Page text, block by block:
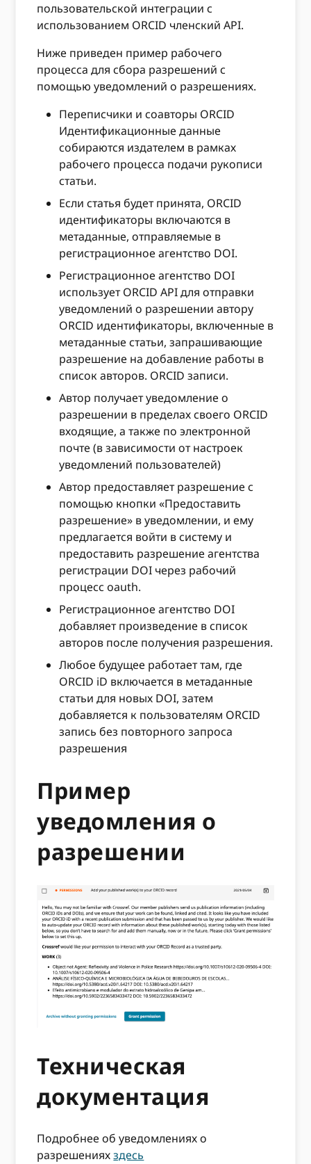
пользовательской интеграции с
использованием ORCID членский API.
Ниже приведен пример рабочего
процесса для сбора разрешений с
помощью уведомлений о разрешениях.
Переписчики и соавторы ORCID
Идентификационные данные
собираются издателем в рамках
рабочего процесса подачи рукописи
статьи.
Если статья будет принята, ORCID
идентификаторы включаются в
метаданные, отправляемые в
регистрационное агентство DOI.
Регистрационное агентство DOI
использует ORCID API для отправки
уведомлений о разрешении автору
ORCID идентификаторы, включенные в
метаданные статьи, запрашивающие
разрешение на добавление работы в
список авторов. ORCID записи.
Автор получает уведомление о
разрешении в пределах своего ORCID
входящие, а также по электронной
почте (в зависимости от настроек
уведомлений пользователей)
Автор предоставляет разрешение с
помощью кнопки «Предоставить
разрешение» в уведомлении, и ему
предлагается войти в систему и
предоставить разрешение агентства
регистрации DOI через рабочий
процесс oauth.
Регистрационное агентство DOI
добавляет произведение в список
авторов после получения разрешения.
Любое будущее работает там, где
ORCID iD включается в метаданные
статьи для новых DOI, затем
добавляется к пользователям ORCID
запись без повторного запроса
разрешения
Пример
уведомления о
разрешении
Техническая
документация
Подробнее об уведомлениях о
разрешенияхздесь